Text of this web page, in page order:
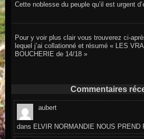
Cette noblesse du peuple qu’il est urgent
Pour y voir plus clair vous trouverez ci-
lequel j’ai collationné et résumé « LES
BOUCHERIE de 14/18 »
Commentaires
aubert
dans ELVIR NORMANDIE NOUS PREND